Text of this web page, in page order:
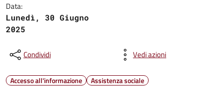
Data:
Lunedì, 30 Giugno
2025
Condividi Vedi azioni
Accesso all'informazione Assistenza sociale